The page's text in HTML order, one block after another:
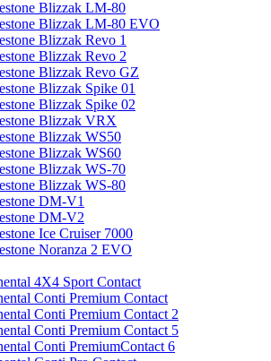
Blizzak LM-80
Blizzak LM-80 EVO
Blizzak Revo 1
Blizzak Revo 2
Blizzak Revo GZ
Blizzak Spike 01
Blizzak Spike 02
Blizzak VRX
Blizzak WS50
Blizzak WS60
Blizzak WS-70
Blizzak WS-80
DM-V1
DM-V2
Ice Cruiser 7000
Noranza 2 EVO
4X4 Sport Contact
Conti Premium Contact
Conti Premium Contact 2
Conti Premium Contact 5
Conti PremiumContact 6